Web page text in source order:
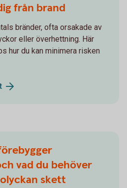
från brand
bränder, ofta orsakade av
eller överhettning. Här
hur du kan minimera risken
vad du behöver
skett